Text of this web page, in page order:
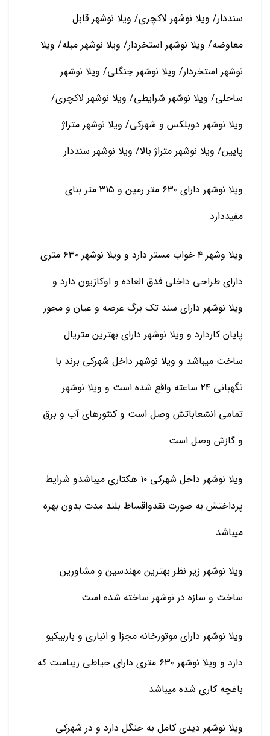
سنددار/ ویلا نوشهر لاکچری/ ویلا نوشهر قابل
معاوضه/ ویلا نوشهر استخردار/ ویلا نوشهر مبله/ ویلا
نوشهر استخردار/ ویلا نوشهر جنگلی/ ویلا نوشهر
ساحلی/ ویلا نوشهر شرایطی/ ویلا نوشهر لاکچری/
ویلا نوشهر دوبلکس و شهرکی/ ویلا نوشهر متراژ
پایین/ ویلا نوشهر متراژ بالا/ ویلا نوشهر سنددار
ویلا نوشهر دارای ۶۳۰ متر رمین و ۳۱۵ متر بنای
مفیددارد
ویلا وشهر ۴ خواب مستر دارد و ویلا نوشهر ۶۳۰ متری
دارای طراحی داخلی فدق العاده و اوکازیون دارد و
ویلا نوشهر دارای سند تک برگ عرصه و عیان و مجوز
پایان کاردارد و ویلا نوشهر دارای بهترین متریال
ساخت میباشد و ویلا نوشهر داخل شهرکی برند با
نگهبانی ۲۴ ساعته واقع شده است و ویلا نوشهر
تمامی انشعاباتش وصل است و کنتورهای آب و برق
و گازش وصل است
ویلا نوشهر داخل شهرکی ۱۰ هکتاری میباشدو شرایط
پرداختش به صورت نقدواقساط بلند مدت بدون بهره
میباشد
ویلا نوشهر زیر نظر بهترین مهندسین و مشاورین
ساخت و سازه در نوشهر ساخته شده است
ویلا نوشهر دارای موتورخانه مجزا و انباری و باربیکیو
دارد و ویلا نوشهر ۶۳۰ متری دارای حیاطی زیباست که
باغچه کاری شده میباشد
ویلا نوشهر دیدی کامل به جنگل دارد و در شهرکی